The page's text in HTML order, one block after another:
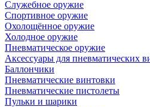
Служебное оружие
Спортивное оружие
Охолощённое оружие
Холодное оружие
Пневматическое оружие
Аксессуары для пневматических
Баллончики
Пневматические винтовки
Пневматические пистолеты
Пульки и шарики